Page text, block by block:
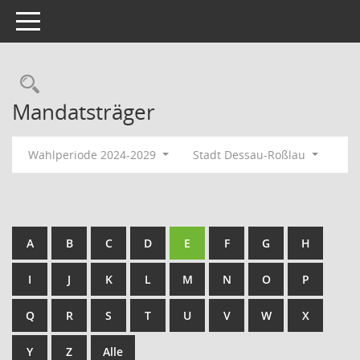
Toggle navigation
Rechercheauswahl
Mandatsträger
Wahlperiode 2024-2029 Stadt Dessau-Roßlau
A B C D E F G H
I J K L M N O P
Q R S T U V W X
Y Z Alle